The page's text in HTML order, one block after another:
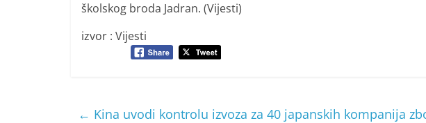
školskog broda Jadran. (Vijesti)
izvor : Vijesti
← Kina uvodi kontrolu izvoza za 40 japanskih kompanija